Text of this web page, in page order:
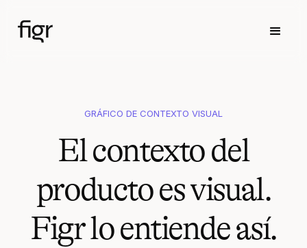
GRÁFICO DE CONTEXTO VISUAL
El contexto del
producto es visual.
Figr lo entiende así.